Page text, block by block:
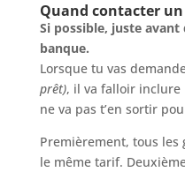
Quand contacter
Si possible, juste
banque.
Lorsque tu vas
prêt), il va falloir inclure
ne va pas t’en sortir
Premièrement, tous les
le même tarif.